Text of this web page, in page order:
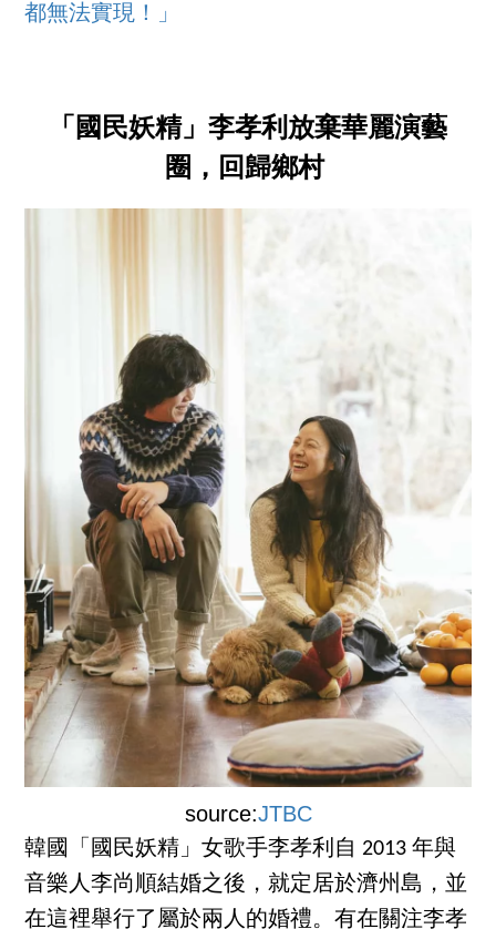
都無法實現！」
「國民妖精」李孝利放棄華麗演藝
圈，回歸鄉村
source:JTBC
韓國「國民妖精」女歌手李孝利自 2013 年與
音樂人李尚順結婚之後，就定居於濟州島，並
在這裡舉行了屬於兩人的婚禮。有在關注李孝